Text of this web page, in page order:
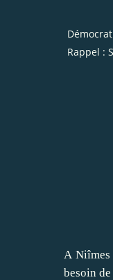
Rappel :
A
besoin